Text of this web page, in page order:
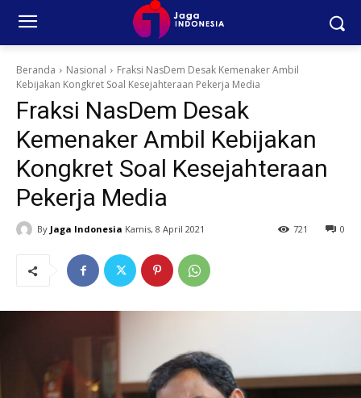
Beranda Nasional
Fraksi NasDem Desak Kemenaker Ambil
Kebijakan Kongkret Soal Kesejahteraan Pekerja Media
Fraksi NasDem Desak
Kemenaker Ambil Kebijakan
Kongkret Soal Kesejahteraan
Pekerja Media
By Jaga Indonesia Kamis, 8 April 2021 0
721